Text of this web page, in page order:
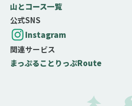
山とコース一覧
公式SNS
Instagram
関連サービス
まっぷることりっぷRoute